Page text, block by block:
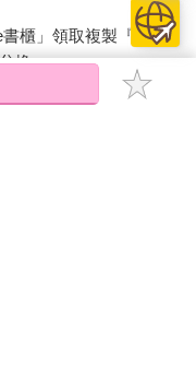
櫃」領取複製『兌換
換。
書僅能以金石堂專屬